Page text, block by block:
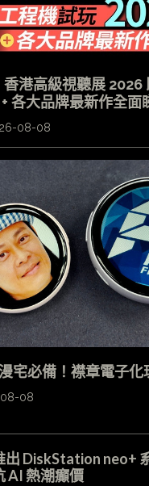
香港高級視聽展
各大品牌最新作全面
08-08
漫宅必備！襟章電子
08
出 DiskStation neo+
AI 熱潮癲價